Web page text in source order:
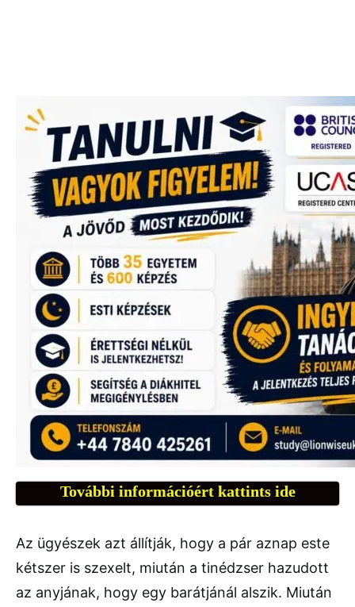
További információért kattints ide
Az ügyészek azt állítják, hogy a pár aznap este
kétszer is szexelt, miután a tinédzser hazudott
az anyjának, hogy egy barátjánál alszik. Miután